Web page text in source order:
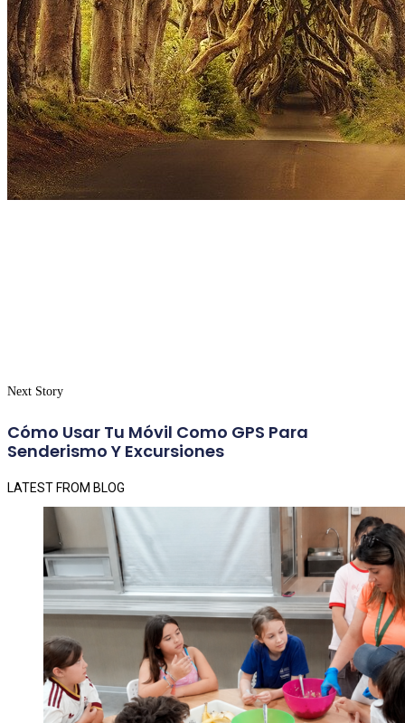
Next Story
Cómo Usar Tu Móvil Como GPS Para
Senderismo Y Excursiones
LATEST FROM BLOG